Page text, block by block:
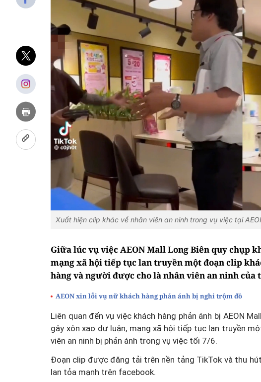
Xuất hiện clip khác về nhân viên an ninh trong vụ việc tại
Giữa lúc vụ việc AEON Mall Long Biên quy chụp
mạng xã hội tiếp tục lan truyền một đoạn clip
hàng và người được cho là nhân viên an ninh
AEON xin lỗi vụ nữ khách hàng phản ánh bị nghi trộm đồ
Liên quan đến vụ việc khách hàng phản ánh bị AEON
gây xôn xao dư luận, mạng xã hội tiếp tục lan truyền
viên an ninh bị phản ánh trong vụ việc tối 7/6.
Đoạn clip được đăng tải trên nền tảng TikTok và thu
lan tỏa mạnh trên facebook.